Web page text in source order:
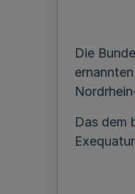
Die
Das dem